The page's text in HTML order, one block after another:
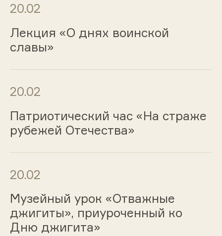
20.02
Лекция «О днях воинской
славы»
20.02
Патриотический час «На страже
рубежей Отечества»
20.02
Музейный урок «Отважные
джигиты», приуроченный ко
Дню джигита»